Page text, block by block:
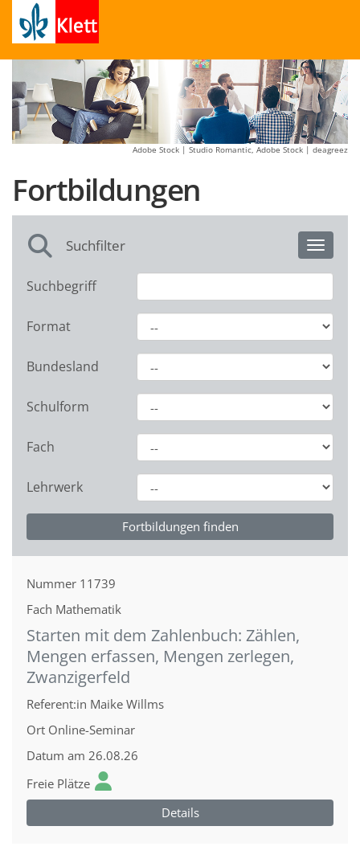
Adobe Stock | Studio Romantic, Adobe Stock | deagreez
Fortbildungen
Toggle
Suchfilter
Suchbegriff
Format
Bundesland
Schulform
Fach
Lehrwerk
Nummer 11739
Fach Mathematik
Starten mit dem Zahlenbuch: Zählen,
Mengen erfassen, Mengen zerlegen,
Zwanzigerfeld
Referent:in Maike Willms
Ort Online-Seminar
Datum am 26.08.26
Freie Plätze
Details